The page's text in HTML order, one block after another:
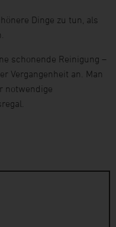
Dinge zu tun, als
schonende Reinigung –
Vergangenheit an. Man
notwendige